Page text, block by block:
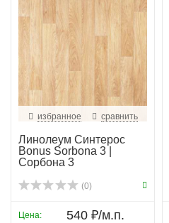
избранное сравнить
Линолеум Синтерос
Bonus Sorbona 3 |
Сорбона 3
(0)
Цена: 540 ₽/м.п.